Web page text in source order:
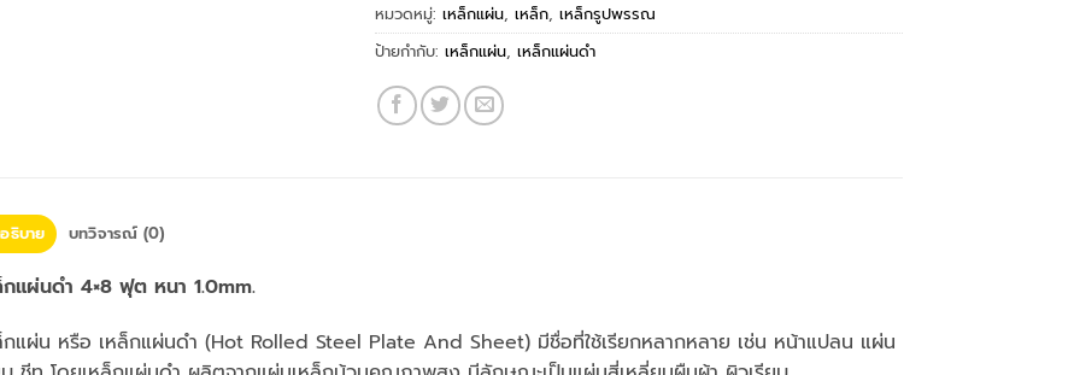
หมวดหมู่:เหล็กแผ่น,เหล็ก,เหล็กรูปพรรณ
ป้ายกำกับ:เหล็กแผ่น,เหล็กแผ่นดำ
ธิบาย บทวิจารณ์ (0)
กแผ่นดำ 4×8 ฟุต หนา 1.0mm.
กแผ่น หรือ เหล็กแผ่นดำ (Hot Rolled Steel Plate And Sheet) มีชื่อที่ใช้เรียกหลากหลาย เช่น หน้าแปลน แผ่น